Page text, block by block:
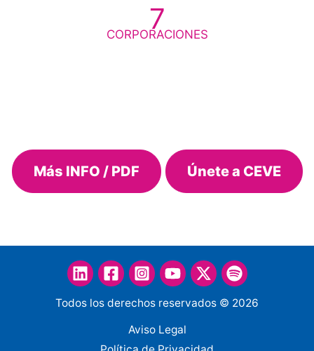
7
CORPORACIONES
Más INFO / PDF Únete a CEVE
Todos los derechos reservados © 2026
Aviso Legal